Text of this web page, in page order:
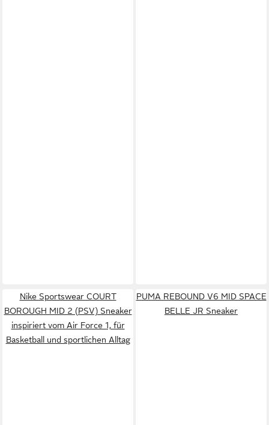
Nike Sportswear COURT
BOROUGH MID 2 (PSV) Sneaker
inspiriert vom Air Force 1, für
Basketball und sportlichen Alltag
PUMA REBOUND V6 MID SPACE
BELLE JR Sneaker